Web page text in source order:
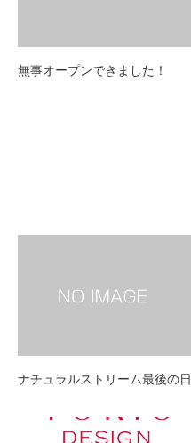
無事オープンできました！
ナチュラルストリーム最後の日